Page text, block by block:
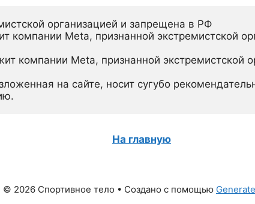
организацией и запрещена в РФ
компании Meta, признанной экстремистской
компании Meta, признанной экстремистской
на сайте, носит сугубо
На главную
© 2026 Спортивное тело • Создано с помощью